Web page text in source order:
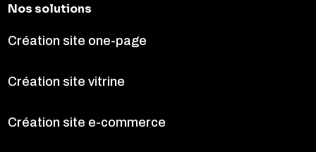
Nos solutions
Création site one-page
Création site vitrine
Création site e-commerce